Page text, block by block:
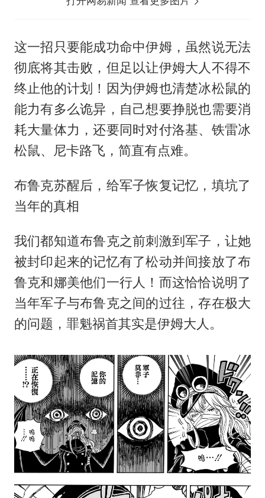
这一招只要能成功命中伊姆，虽然说无法
彻底将其击败，但足以让伊姆大人不得不
终止他的计划！因为伊姆也清楚冰松鼠的
能力有多么诡异，自己想要挣脱也需要消
耗大量体力，还要同时对付洛基、铁雷冰
松鼠、尼卡路飞，简直有点难。
布鲁克苏醒后，给军子恢复记忆，填坑了
当年的真相
我们都知道布鲁克之前刺激到军子，让她
被封印起来的记忆有了松动并间接放了布
鲁克和娜美他们一行人！而这恰恰说明了
当年军子与布鲁克之间的过往，存在极大
的问题，罪魁祸首其实是伊姆大人。